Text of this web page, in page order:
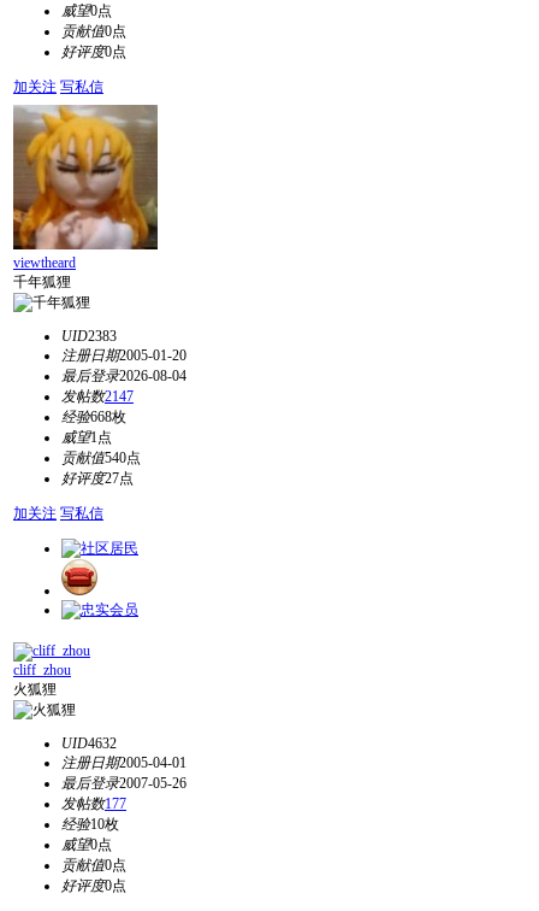
威望0点
贡献值0点
好评度0点
加关注 写私信
viewtheard
千年狐狸
UID2383
注册日期2005-01-20
最后登录2026-08-04
发帖数2147
经验668枚
威望1点
贡献值540点
好评度27点
加关注 写私信
cliff_zhou
火狐狸
UID4632
注册日期2005-04-01
最后登录2007-05-26
发帖数177
经验10枚
威望0点
贡献值0点
好评度0点